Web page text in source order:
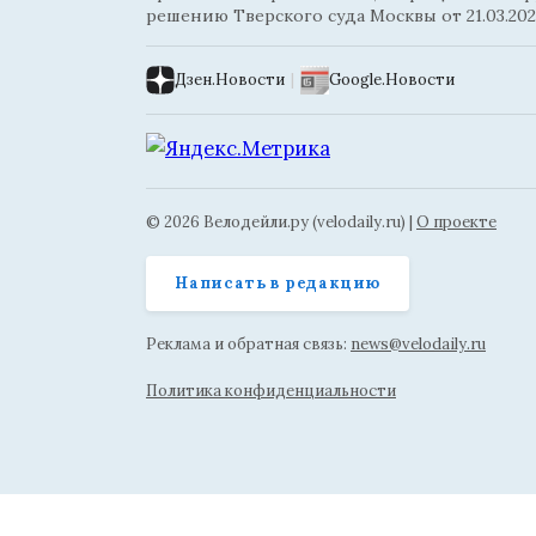
решению Тверского суда Москвы от
Дзен.Новости | Google.Новости
© 2026 Велодейли.ру (velodaily.ru) | О проекте
Написать в редакцию
Реклама и обратная связь: news@velodaily.ru
Политика конфиденциальности